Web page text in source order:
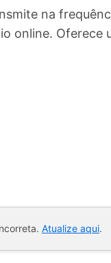
na
online.
Atualize aqui.